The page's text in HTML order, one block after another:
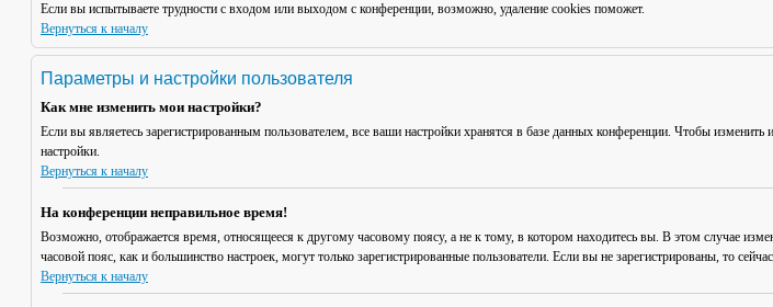
Если вы испытываете трудности с входом или выходом с конференции, возможно, удаление cookies поможет.
Вернуться к началу
Параметры и настройки пользователя
Как мне изменить мои настройки?
Если вы являетесь зарегистрированным пользователем, все ваши настройки хранятся в базе данных конференции. Чтобы изменить
настройки.
Вернуться к началу
На конференции неправильное время!
Возможно, отображается время, относящееся к другому часовому поясу, а не к тому, в котором находитесь вы. В этом случае
часовой пояс, как и большинство настроек, могут только зарегистрированные пользователи. Если вы не зарегистрированы, то
Вернуться к началу